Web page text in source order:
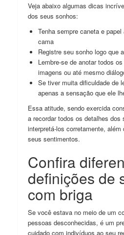
Veja abaixo algumas dicas
dos seus sonhos:
Tenha sempre caneta e
cama
Registre seu sonho logo que
Lembre-se de anotar todos
imagens ou até mesmo
Se tiver muita dificuldade de
apenas a sensação que ele
Essa atitude, sendo exercida
a recordar todos os detalhes dos
interpretá-los corretamente, além
seus sentimentos.
Confira
definições de
com briga
Se você estava no meio de um
pessoas desconhecidas, é um
cuidado com indivíduos ao seu